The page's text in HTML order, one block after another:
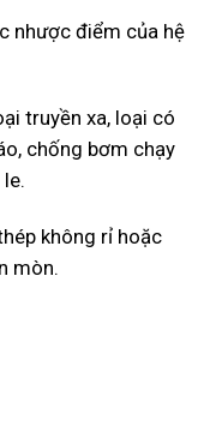
nhược điểm của hệ
truyền xa, loại có
chống bơm chạy
không rỉ hoặc
mòn.